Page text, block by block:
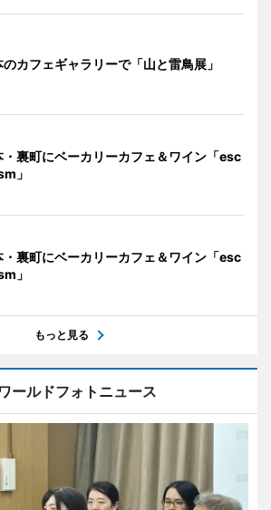
のカフェギャラリーで「山と雷鳥展」
・裏町にベーカリーカフェ＆ワイン「esc
」
・裏町にベーカリーカフェ＆ワイン「esc
」
もっと見る
ワールドフォトニュース